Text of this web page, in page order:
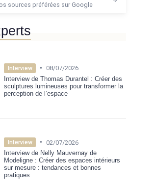
sources préférées sur Google
Interview • 08/07/2026
Interview de Thomas Durantel : Créer des
sculptures lumineuses pour transformer la
perception de l’espace
Interview • 02/07/2026
Interview de Nelly Mauvernay de
Modeligne : Créer des espaces intérieurs
sur mesure : tendances et bonnes
pratiques